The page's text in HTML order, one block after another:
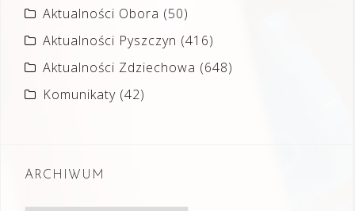
Aktualności Obora (50)
Aktualności Pyszczyn (416)
Aktualności Zdziechowa (648)
Komunikaty (42)
ARCHIWUM